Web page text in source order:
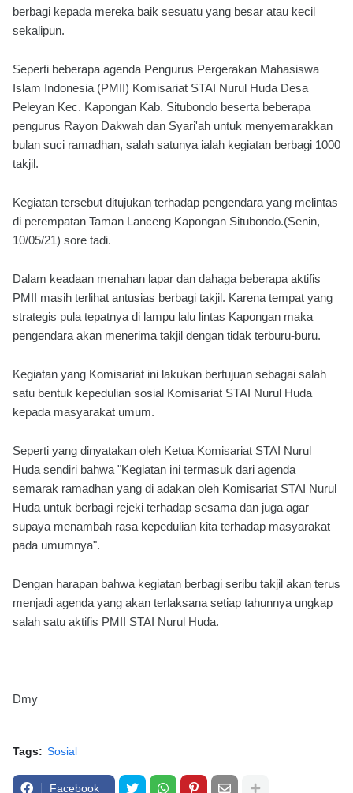
berbagi kepada mereka baik sesuatu yang besar atau kecil
sekalipun.
Seperti beberapa agenda Pengurus Pergerakan Mahasiswa
Islam Indonesia (PMII) Komisariat STAI Nurul Huda Desa
Peleyan Kec. Kapongan Kab. Situbondo beserta beberapa
pengurus Rayon Dakwah dan Syari'ah untuk menyemarakkan
bulan suci ramadhan, salah satunya ialah kegiatan berbagi 1000
takjil.
Kegiatan tersebut ditujukan terhadap pengendara yang melintas
di perempatan Taman Lanceng Kapongan Situbondo.(Senin,
10/05/21) sore tadi.
Dalam keadaan menahan lapar dan dahaga beberapa aktifis
PMII masih terlihat antusias berbagi takjil. Karena tempat yang
strategis pula tepatnya di lampu lalu lintas Kapongan maka
pengendara akan menerima takjil dengan tidak terburu-buru.
Kegiatan yang Komisariat ini lakukan bertujuan sebagai salah
satu bentuk kepedulian sosial Komisariat STAI Nurul Huda
kepada masyarakat umum.
Seperti yang dinyatakan oleh Ketua Komisariat STAI Nurul
Huda sendiri bahwa "Kegiatan ini termasuk dari agenda
semarak ramadhan yang di adakan oleh Komisariat STAI Nurul
Huda untuk berbagi rejeki terhadap sesama dan juga agar
supaya menambah rasa kepedulian kita terhadap masyarakat
pada umumnya".
Dengan harapan bahwa kegiatan berbagi seribu takjil akan terus
menjadi agenda yang akan terlaksana setiap tahunnya ungkap
salah satu aktifis PMII STAI Nurul Huda.
Dmy
Tags: Sosial
Facebook